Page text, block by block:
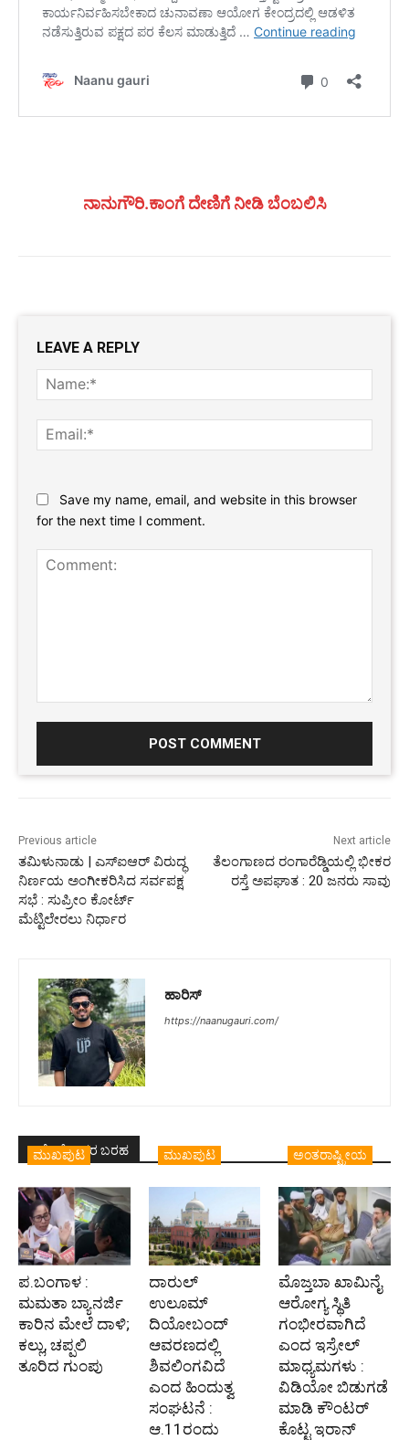
ನಾನುಗೌರಿ.ಕಾಂಗೆ ದೇಣಿಗೆ ನೀಡಿ ಬೆಂಬಲಿಸಿ
LEAVE A REPLY
Save my name, email, and website in this browser
for the next time I comment.
Previous article
ತಮಿಳುನಾಡು | ಎಸ್‌ಐಆರ್ ವಿರುದ್ಧ
ನಿರ್ಣಯ ಅಂಗೀಕರಿಸಿದ ಸರ್ವಪಕ್ಷ
ಸಭೆ : ಸುಪ್ರೀಂ ಕೋರ್ಟ್
ಮೆಟ್ಟಿಲೇರಲು ನಿರ್ಧಾರ
Next article
ತೆಲಂಗಾಣದ ರಂಗಾರೆಡ್ಡಿಯಲ್ಲಿ ಭೀಕರ
ರಸ್ತೆ ಅಪಘಾತ : 20 ಜನರು ಸಾವು
ಹಾರಿಸ್
https://naanugauri.com/
ಇದೇ ಲೇಖಕರ ಬರಹ
ಮುಖಪುಟ
ಪ.ಬಂಗಾಳ :
ಮಮತಾ ಬ್ಯಾನರ್ಜಿ
ಕಾರಿನ ಮೇಲೆ ದಾಳಿ;
ಕಲ್ಲು, ಚಪ್ಪಲಿ
ತೂರಿದ ಗುಂಪು
ಮುಖಪುಟ
ದಾರುಲ್
ಉಲೂಮ್
ದಿಯೋಬಂದ್
ಆವರಣದಲ್ಲಿ
ಶಿವಲಿಂಗವಿದೆ
ಎಂದ ಹಿಂದುತ್ವ
ಸಂಘಟನೆ :
ಆ.11ರಂದು
ಅಂತರಾಷ್ಟ್ರೀಯ
ಮೊಜ್ತಬಾ ಖಾಮಿನೈ
ಆರೋಗ್ಯ ಸ್ಥಿತಿ
ಗಂಭೀರವಾಗಿದೆ
ಎಂದ ಇಸ್ರೇಲ್
ಮಾಧ್ಯಮಗಳು :
ವಿಡಿಯೋ ಬಿಡುಗಡೆ
ಮಾಡಿ ಕೌಂಟರ್
ಕೊಟ್ಟ ಇರಾನ್